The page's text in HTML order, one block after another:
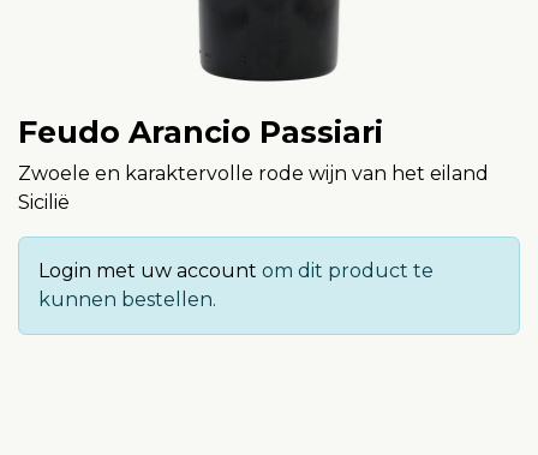
Feudo Arancio Passiari
Zwoele en karaktervolle rode wijn van het eiland
Sicilië
Login met uw account om dit product te
kunnen bestellen.